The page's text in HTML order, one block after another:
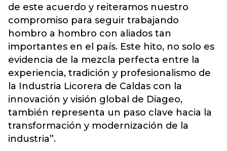
de este acuerdo y reiteramos nuestro
compromiso para seguir trabajando
hombro a hombro con aliados tan
importantes en el país. Este hito, no solo es
evidencia de la mezcla perfecta entre la
experiencia, tradición y profesionalismo de
la Industria Licorera de Caldas con la
innovación y visión global de Diageo,
también representa un paso clave hacia la
transformación y modernización de la
industria”.